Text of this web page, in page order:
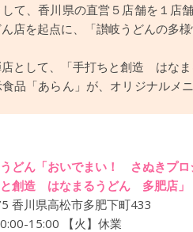
て、香川県の直営５店舗を１店
店を起点に、「讃岐うどんの多
として、「手打ちと創造 はな
品「あらん」が、オリジナルメ
どん「おいでまい！ さぬきプロ
と創造 はなまるうどん 多肥店」
香川県高松市多肥下町433
15:00 【火】休業